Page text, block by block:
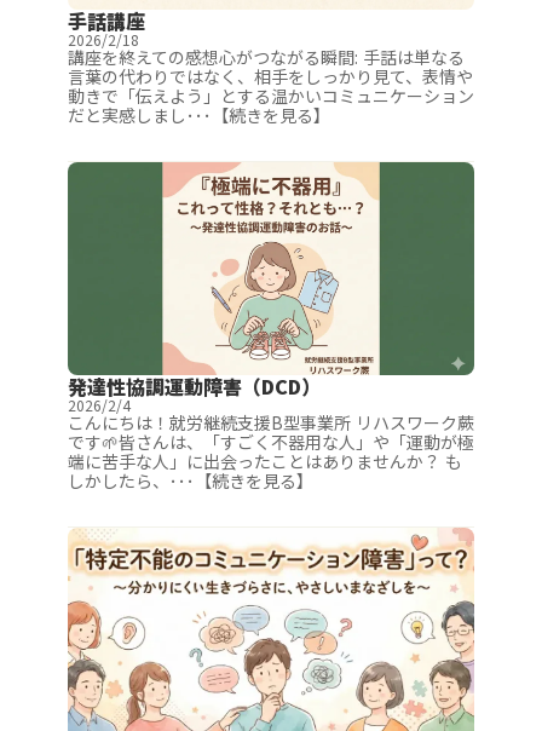
手話講座
2026/2/18
講座を終えての感想心がつながる瞬間: 手話は単なる
言葉の代わりではなく、相手をしっかり見て、表情や
動きで「伝えよう」とする温かいコミュニケーション
だと実感しまし･･･【続きを見る】
発達性協調運動障害（DCD）
2026/2/4
こんにちは！就労継続支援B型事業所 リハスワーク蕨
です🌱皆さんは、「すごく不器用な人」や「運動が極
端に苦手な人」に出会ったことはありませんか？ も
しかしたら、･･･【続きを見る】